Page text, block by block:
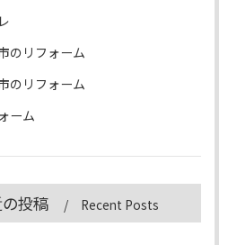
のリフォーム
のリフォーム
ーム
投稿 Recent Posts